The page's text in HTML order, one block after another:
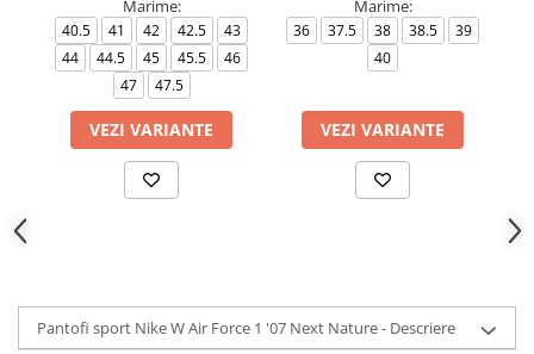
Marime:
40.5 41 42 42.5
43
44
44.5 45 45.5
46
47
47.5
VEZI VARIANTE
Marime:
36 37.5 38 38.5
39
40
VEZI VARIANTE
Pantofi sport Nike W Air Force 1 '07 Next Nature - Descriere